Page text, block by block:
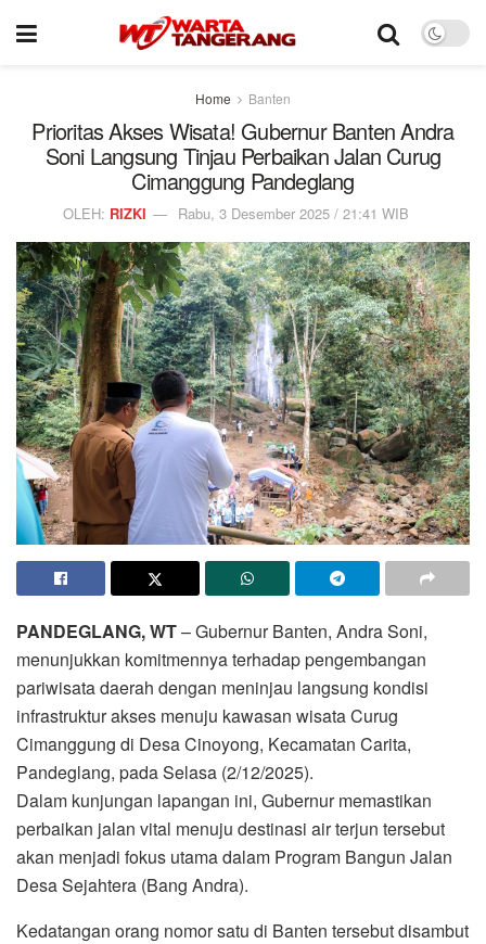
Home Banten
Prioritas Akses Wisata! Gubernur Banten Andra
Soni Langsung Tinjau Perbaikan Jalan Curug
Cimanggung Pandeglang
OLEH: RIZKI Rabu, 3 Desember 2025 / 21:41 WIB
PANDEGLANG, WT– Gubernur Banten, Andra Soni,
menunjukkan komitmennya terhadap pengembangan
pariwisata daerah dengan meninjau langsung kondisi
infrastruktur akses menuju kawasan wisata Curug
Cimanggung di Desa Cinoyong, Kecamatan Carita,
Pandeglang, pada Selasa (2/12/2025).
Dalam kunjungan lapangan ini, Gubernur memastikan
perbaikan jalan vital menuju destinasi air terjun tersebut
akan menjadi fokus utama dalam Program Bangun Jalan
Desa Sejahtera (Bang Andra).
Kedatangan orang nomor satu di Banten tersebut disambut